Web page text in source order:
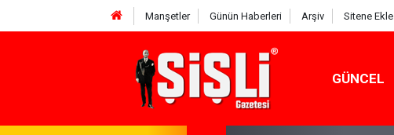
Manşetler Günün Haberleri Arşiv Sitene Ekle
GÜNCEL